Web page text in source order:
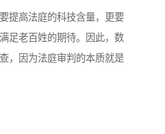
提高法庭的科技含量，更要
足老百姓的期待。因此，数
，因为法庭审判的本质就是